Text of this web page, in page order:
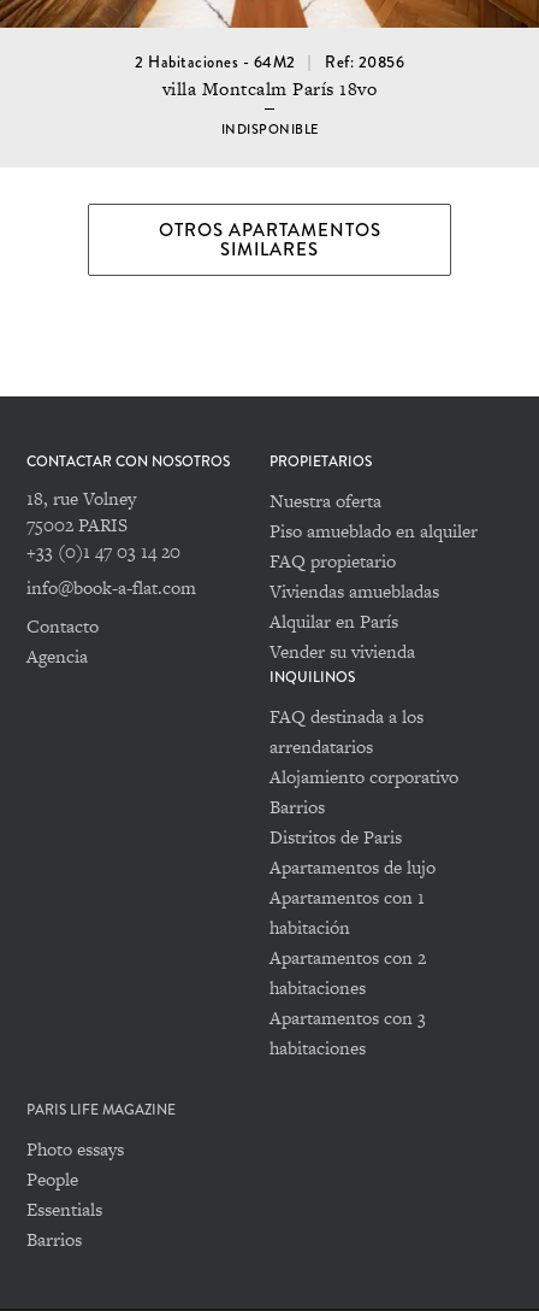
2 Habitaciones - 64M2 Ref: 20856
villa Montcalm París 18vo
INDISPONIBLE
OTROS APARTAMENTOS
SIMILARES
CONTACTAR CON NOSOTROS
18, rue Volney
75002 PARIS
+33 (0)1 47 03 14 20
info@book-a-flat.com
Contacto
Agencia
PROPIETARIOS
Nuestra oferta
Piso amueblado en alquiler
FAQ propietario
Viviendas amuebladas
Alquilar en París
Vender su vivienda
INQUILINOS
FAQ destinada a los
arrendatarios
Alojamiento corporativo
Barrios
Distritos de Paris
Apartamentos de lujo
Apartamentos con 1
habitación
Apartamentos con 2
habitaciones
Apartamentos con 3
habitaciones
PARIS LIFE MAGAZINE
Photo essays
People
Essentials
Barrios